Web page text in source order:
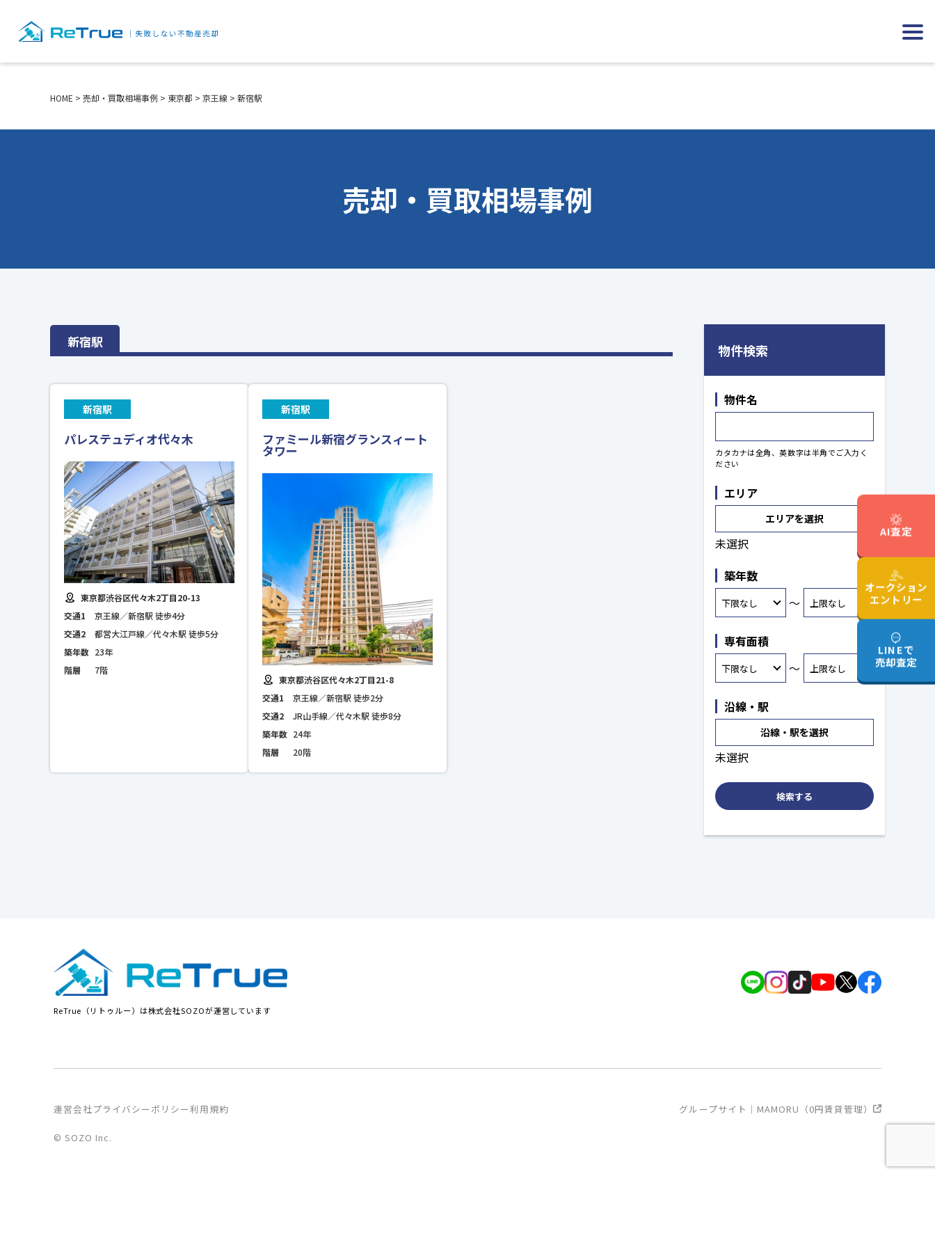
HOME > 売却・買取相場事例 > 東京都 > 京王線 > 新宿駅
売却・買取相場事例
新宿駅
新宿駅
パレステュディオ代々木
東京都渋谷区代々木2丁目20-13
交通1
京王線／新宿駅 徒歩4分
交通2
都営大江戸線／代々木駅 徒歩5分
築年数 23年
階層
7階
新宿駅
ファミール新宿グランスィート
タワー
東京都渋谷区代々木2丁目21-8
交通1
京王線／新宿駅 徒歩2分
交通2
JR山手線／代々木駅 徒歩8分
築年数 24年
階層
20階
物件検索
物件名
カタカナは全角、英数字は半角でご入力く
ださい
エリア
エリアを選択
未選択
築年数
～
専有面積
～
沿線・駅
沿線・駅を選択
未選択
検索する
AI査定
オークション
エントリー
LINEで
売却査定
ReTrue（リトゥルー）は株式会社SOZOが運営しています
運営会社プライバシーポリシー利用規約 グループサイト｜MAMORU（0円賃貸管理）
© SOZO Inc.